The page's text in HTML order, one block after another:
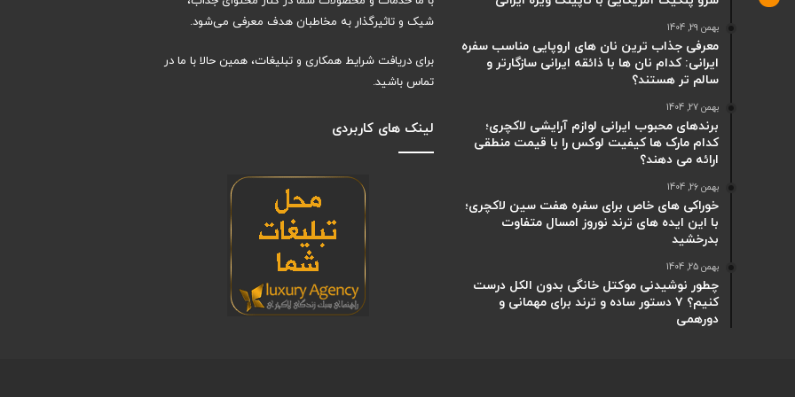
بهمن 29, 1404
معرفی جذاب ترین نان های اروپایی مناسب سفره
ایرانی: کدام نان ها با ذائقه ایرانی سازگارتر و
سالم تر هستند؟
بهمن 27, 1404
برندهای محبوب ایرانی لوازم آرایشی لاکچری؛
کدام مارک ها کیفیت لوکس را با قیمت منطقی
ارائه می دهند؟
بهمن 26, 1404
خوراکی های خاص برای سفره هفت سین لاکچری؛
با این ایده های ترند نوروز امسال متفاوت
بدرخشید
بهمن 25, 1404
چطور نوشیدنی موکتل خانگی بدون الکل درست
کنیم؟ ۷ دستور ساده و ترند برای مهمانی و
دورهمی
شیک و تاثیرگذار به مخاطبان هدف معرفی می‌شود.
برای دریافت شرایط همکاری و تبلیغات، همین حالا با ما در
تماس باشید.
لینک های کاربردی